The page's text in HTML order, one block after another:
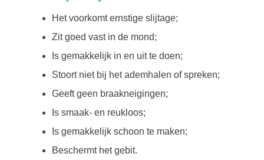
Het voorkomt ernstige slijtage;
Zit goed vast in de mond;
Is gemakkelijk in en uit te doen;
Stoort niet bij het ademhalen of spreken;
Geeft geen braakneigingen;
Is smaak- en reukloos;
Is gemakkelijk schoon te maken;
Beschermt het gebit.